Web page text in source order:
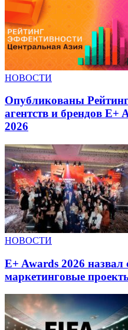
НОВОСТИ
Опубликованы
агентств и брендов
2026
НОВОСТИ
E+ Awards 2026
маркетинговые